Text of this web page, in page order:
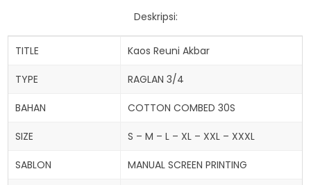
Deskripsi:
TITLE Kaos Reuni Akbar
TYPE RAGLAN 3/4
BAHAN COTTON COMBED 30S
SIZE S – M – L – XL – XXL – XXXL
SABLON MANUAL SCREEN PRINTING